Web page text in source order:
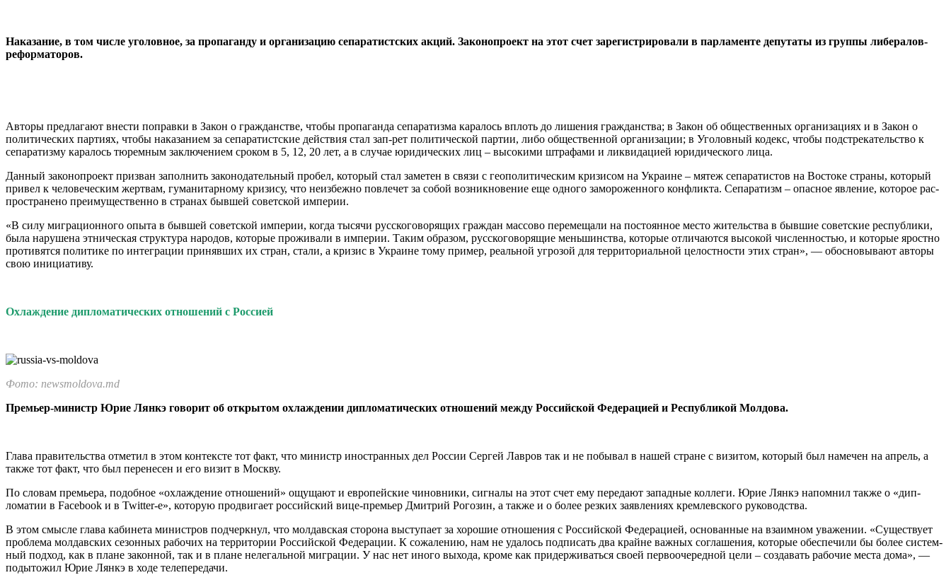
Наказание, в том чис­ле уголовное, за пропа­ганду и организацию сепаратистских акций. Законопроект на этот счет зарегистрировали в парламенте депутаты из группы либералов-
реформаторов.
Авторы предлагают вне­сти поправки в Закон о гражданстве, чтобы про­паганда сепаратизма ка­ралось вплоть до лише­ния гражданства; в Закон об общественных органи­зациях и в Закон о
поли­тических партиях, чтобы наказанием за сепаратист­ские действия стал зап-рет политической партии, либо общественной орга­низации; в Уголовный ко­декс, чтобы подстрекатель­ство к
сепаратизму кара­лось тюремным заключе­нием сроком в 5, 12, 20 лет, а в случае юридических лиц – высокими штрафа­ми и ликвидацией юриди­ческого лица.
Данный законопроект призван заполнить зако­нодательный пробел, ко­торый стал заметен в свя­зи с геополитическим кри­зисом на Украине – мятеж сепаратистов на Востоке страны, который
привел к человеческим жертвам, гу­манитарному кризису, что неизбежно повлечет за со­бой возникновение еще од­ного замороженного конф­ликта. Сепаратизм – опас­ное явление, которое рас­
пространено преимущес­твенно в странах бывшей советской империи.
«В силу миграционно­го опыта в бывшей советс­кой империи, когда тыся­чи русскоговорящих граж­дан массово перемещали на постоянное место жи­тельства в бывшие советс­кие республики,
была на­рушена этническая струк­тура народов, которые про­живали в империи. Таким образом, русскоговорящие меньшинства, которые от­личаются высокой числен­ностью, и которые ярост­но
противятся политике по интеграции принявших их стран, стали, а кризис в Ук­раине тому пример, реаль­ной угрозой для террито­риальной целостности этих стран», — обосновывают ав­торы
свою инициативу.
Охлаждение дипломатических отношений с Россией
Фото: newsmoldova.md
Премьер-министр Юрие Лянкэ гово­рит об открытом ох­лаждении диплома­тических отношений между Российской Федерацией и Рес­публикой Молдова.
Глава правительства отметил в этом контекс­те тот факт, что министр иностранных дел России Сергей Лавров так и не побывал в нашей стране с визитом, который был намечен на апрель, а
также тот факт, что был перенесен и его визит в Москву.
По словам премьера, подобное «охлаждение отношений» ощущают и европейские чиновни­ки, сигналы на этот счет ему передают западные коллеги. Юрие Лянкэ напомнил также о «дип­
ломатии в Facebook и в Twitter-е», которую продвигает российский вице-премьер Дмитрий Рогозин, а также и о бо­лее резких заявлениях кремлевского руководс­тва.
В этом смысле гла­ва кабинета министров подчеркнул, что мол­давская сторона высту­пает за хорошие отно­шения с Российской Фе­дерацией, основанные на взаимном уважении. «Существует
проблема молдавских сезонных рабочих на территории Российской Федерации. К сожалению, нам не удалось подписать два крайне важных согла­шения, которые обеспе­чили бы более систем­
ный подход, как в плане законной, так и в плане нелегальной миграции. У нас нет иного выхода, кроме как придержи­ваться своей первооче­редной цели – создавать рабочие места дома», —
подытожил Юрие Лян­кэ в ходе телепередачи.